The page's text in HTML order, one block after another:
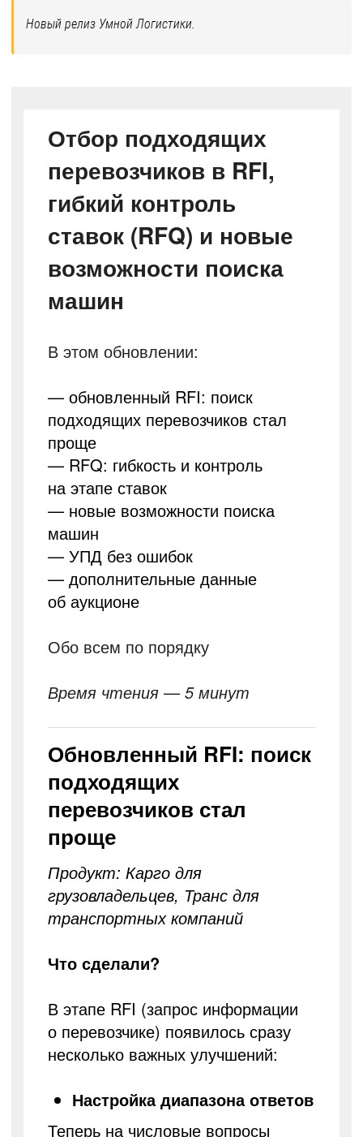
Новый релиз Умной Логистики.
Отбор подходящих
перевозчиков в RFI,
гибкий контроль
ставок (RFQ) и новые
возможности поиска
машин
В этом обновлении:
— обновленный RFI: поиск
подходящих перевозчиков стал
проще
— RFQ: гибкость и контроль
на этапе ставок
— новые возможности поиска
машин
— УПД без ошибок
— дополнительные данные
об аукционе
Обо всем по порядку
Время чтения — 5 минут
Обновленный RFI: поиск
подходящих
перевозчиков стал
проще
Продукт: Карго для
грузовладельцев, Транс для
транспортных компаний
Что сделали?
В этапе RFI (запрос информации
о перевозчике) появилось сразу
несколько важных улучшений:
Настройка диапазона ответов
Теперь на числовые вопросы